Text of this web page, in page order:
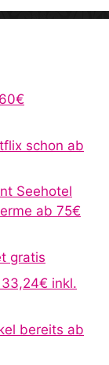
schon ab
Seehotel
ab 75€
gratis
inkl.
bereits ab